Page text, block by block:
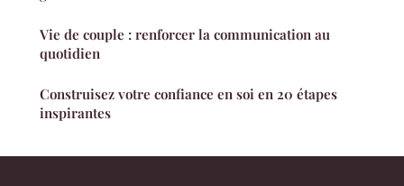
Vie de couple : renforcer la communication au
quotidien
Construisez votre confiance en soi en 20 étapes
inspirantes